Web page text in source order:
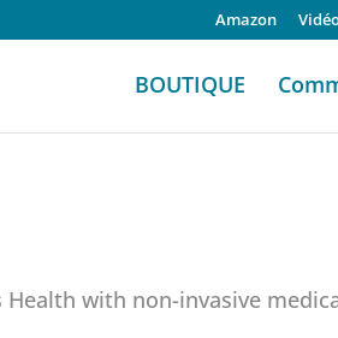
Amazon
BOUTIQUE
with non-invasive